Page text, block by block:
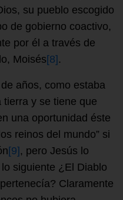
su pueblo escogido
de gobierno coactivo,
por él a través de
Moisés[8].
años, como estaba
y se tiene que
una oportunidad éste
reinos del mundo” si
[9], pero Jesús lo
siguiente ¿El Diablo
Claramente